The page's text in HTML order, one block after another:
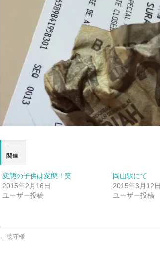
関連
変態の子供は変態！笑
2015年2月16日
ユーザー投稿
岡山駅にて
2015年3月12日
ユーザー投稿
← 徳守様